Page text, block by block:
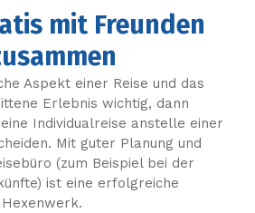
mit Freunden
Aspekt einer Reise und das
Erlebnis wichtig, dann
Individualreise anstelle einer
Mit guter Planung und
(zum Beispiel bei der
ist eine erfolgreiche